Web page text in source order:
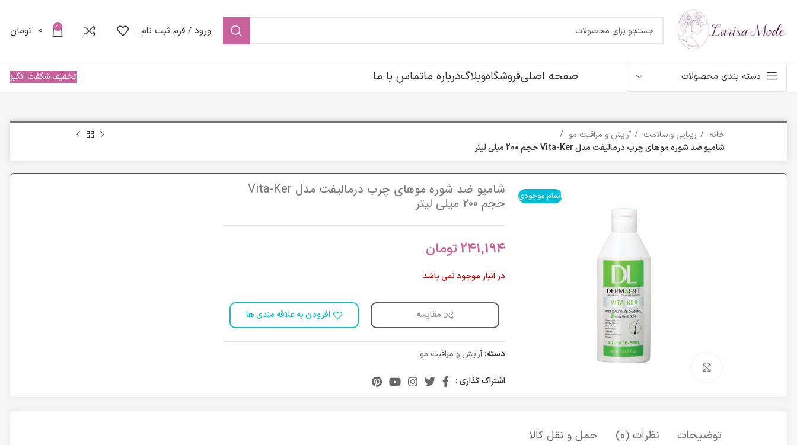
ورود / فرم ثبت نام 0
0 تومان
دسته بندی محصولات صفحه اصلیفروشگاهوبلاگدرباره ماتماس با ما تخفیف شگفت انگیز
خانه زیبایی و سلامت
آرایش و مراقبت مو
شامپو ضد شوره موهای چرب درمالیفت مدل Vita-Ker حجم 200 میلی لیتر
اتمام موجودی شامپو ضد شوره موهای چرب درمالیفت مدل Vita-Ker
حجم 200 میلی لیتر
241,194تومان
در انبار موجود نمی باشد
مقایسه افزودن به علاقه مندی ها
دسته: آرایش و مراقبت مو
اشتراک گذاری :
توضیحات نظرات (0) حمل و نقل کالا